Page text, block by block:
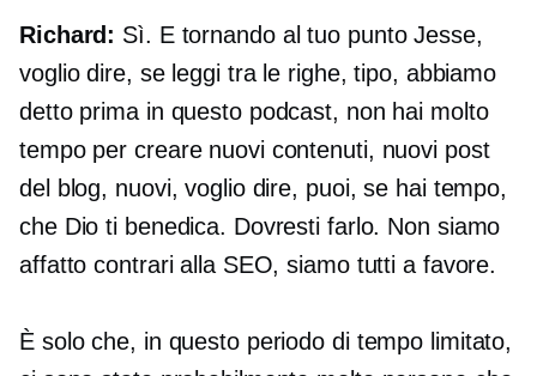
Richard: Sì. E tornando al tuo punto Jesse,
voglio dire, se leggi tra le righe, tipo, abbiamo
detto prima in questo podcast, non hai molto
tempo per creare nuovi contenuti, nuovi post
del blog, nuovi, voglio dire, puoi, se hai tempo,
che Dio ti benedica. Dovresti farlo. Non siamo
affatto contrari alla SEO, siamo tutti a favore.
È solo che, in questo periodo di tempo limitato,